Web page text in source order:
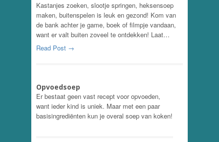
Kastanjes zoeken, slootje springen, heksensoep
maken, buitenspelen is leuk en gezond! Kom van
de bank achter je game, boek of filmpje vandaan,
want er valt buiten zoveel te ontdekken! Laat…
Read Post →
Opvoedsoep
Er bestaat geen vast recept voor opvoeden,
want ieder kind is uniek. Maar met een paar
basisingrediënten kun je overal soep van koken!